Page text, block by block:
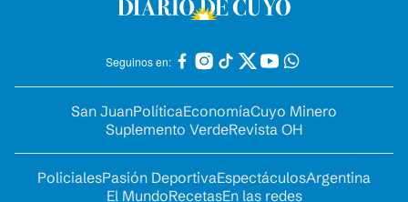
Seguinos en:
San JuanPolíticaEconomíaCuyo Minero
Suplemento VerdeRevista OH
PolicialesPasión DeportivaEspectáculosArgentina
El MundoRecetasEn las redes